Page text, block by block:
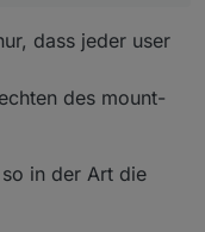
dass jeder user
des mount-
in der Art die